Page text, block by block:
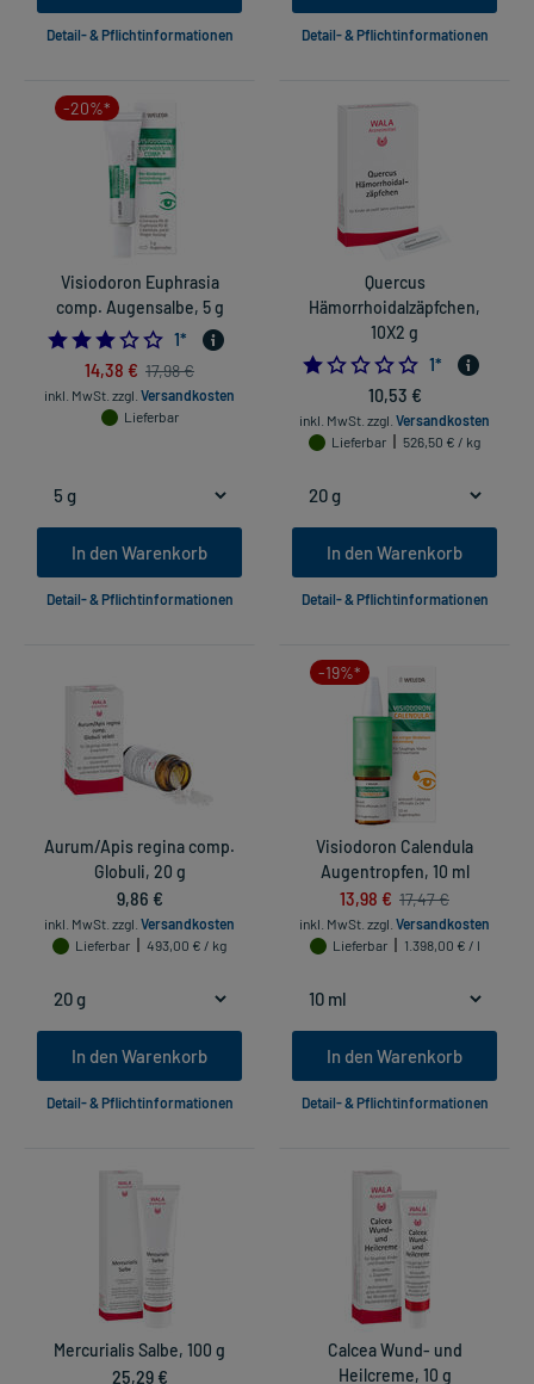
Detail- & Pflichtinformationen Detail- & Pflichtinformationen
-20%*
Visiodoron Euphrasia
comp. Augensalbe, 5 g
3.0
1*
14,38 € 17,98 €
inkl. MwSt. zzgl. Versandkosten
Lieferbar
In den Warenkorb
Detail- & Pflichtinformationen
Quercus
Hämorrhoidalzäpfchen,
10X2 g
1.0
1*
10,53 €
inkl. MwSt. zzgl. Versandkosten
Lieferbar
526,50 € / kg
In den Warenkorb
Detail- & Pflichtinformationen
Aurum/Apis regina comp.
Globuli, 20 g
9,86 €
inkl. MwSt. zzgl. Versandkosten
Lieferbar
493,00 € / kg
In den Warenkorb
Detail- & Pflichtinformationen
-19%*
Visiodoron Calendula
Augentropfen, 10 ml
13,98 € 17,47 €
inkl. MwSt. zzgl. Versandkosten
Lieferbar
1.398,00 € / l
In den Warenkorb
Detail- & Pflichtinformationen
Mercurialis Salbe, 100 g
25,29 €
Calcea Wund- und
Heilcreme, 10 g